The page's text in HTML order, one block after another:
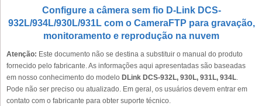
Configure a câmera sem fio D-Link DCS-
932L/934L/930L/931L com o CameraFTP para gravação,
monitoramento e reprodução na nuvem
Atenção: Este documento não se destina a substituir o manual do produto
fornecido pelo fabricante. As informações aqui apresentadas são baseadas
em nosso conhecimento do modelo DLink DCS-932L, 930L, 931L, 934L.
Pode não ser preciso ou atualizado. Em geral, os usuários devem entrar em
contato com o fabricante para obter suporte técnico.